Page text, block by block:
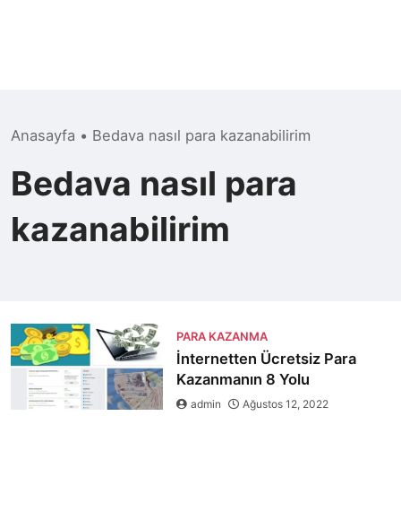
Anasayfa • Bedava nasıl para kazanabilirim
Bedava nasıl para
kazanabilirim
PARA KAZANMA
İnternetten Ücretsiz Para
Kazanmanın 8 Yolu
admin Ağustos 12, 2022